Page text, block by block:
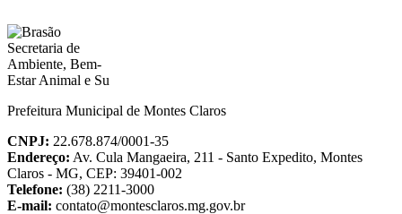
Prefeitura Municipal de Montes Claros
CNPJ: 22.678.874/0001-35
Endereço: Av. Cula Mangaeira, 211 - Santo Expedito, Montes
Claros - MG, CEP: 39401-002
Telefone: (38) 2211-3000
E-mail: contato@montesclaros.mg.gov.br